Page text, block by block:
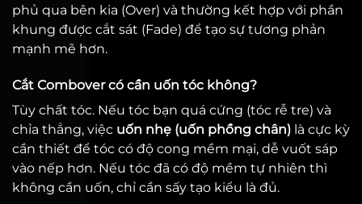
phủ qua bên kia (Over) và thường kết hợp với phần
khung được cắt sát (Fade) để tạo sự tương phản
mạnh mẽ hơn.
Cắt Combover có cần uốn tóc không?
Tùy chất tóc. Nếu tóc bạn quá cứng (tóc rễ tre) và
chỉa thẳng, việc uốn nhẹ (uốn phồng chân) là cực kỳ
cần thiết để tóc có độ cong mềm mại, dễ vuốt sáp
vào nếp hơn. Nếu tóc đã có độ mềm tự nhiên thì
không cần uốn, chỉ cần sấy tạo kiểu là đủ.